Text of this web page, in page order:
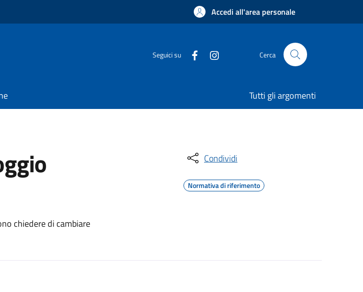
Accedi all'area personale
Seguici su Cerca
Tutti gli argomenti
chiedere di cambiare
Condividi
Normativa di riferimento